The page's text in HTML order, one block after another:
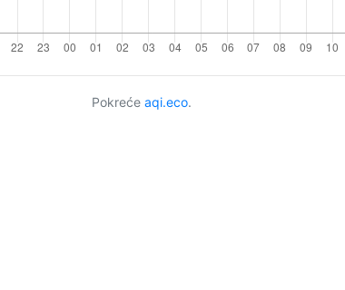
Pokreće aqi.eco.